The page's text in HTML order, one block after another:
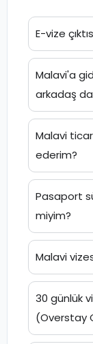
E-vize
Malavi'a
arkadaş
Malavi
ederim?
Pasaport
miyim?
Malavi
30 günlük
(Overstay